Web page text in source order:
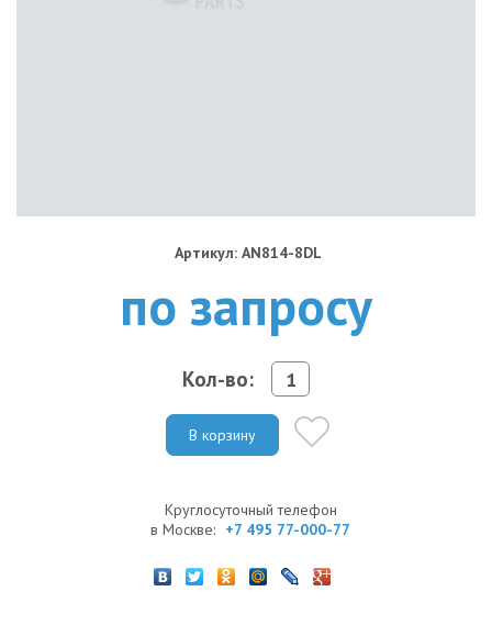
Артикул: AN814-8DL
по запросу
Кол-во:
В корзину
Круглосуточный телефон
в Москве: +7 495 77-000-77